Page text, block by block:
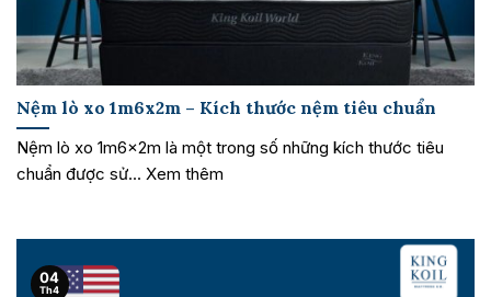
Nệm lò xo 1m6x2m – Kích thước nệm tiêu chuẩn
Nệm lò xo 1m6x2m là một trong số những kích thước tiêu
chuẩn được sử... Xem thêm
04
Th4